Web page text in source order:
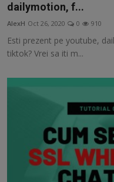
dailymotion, f...
AlexH Oct 26, 2020 0 910
Esti prezent pe youtube,
tiktok? Vrei sa iti m...